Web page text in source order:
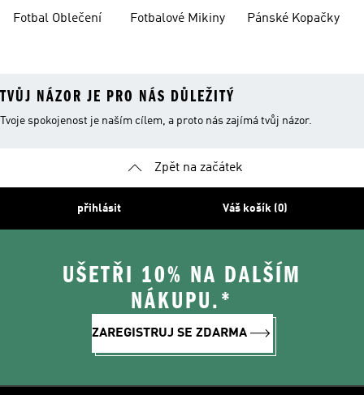
Fotbal Oblečení
Fotbalové Mikiny Pánské Kopačky
TVŮJ NÁZOR JE PRO NÁS DŮLEŽITÝ
Tvoje spokojenost je naším cílem, a proto nás zajímá tvůj názor.
Zpět na začátek
přihlásit Váš košík (0)
UŠETŘI 10% NA DALŠÍM
NÁKUPU.*
ZAREGISTRUJ SE ZDARMA